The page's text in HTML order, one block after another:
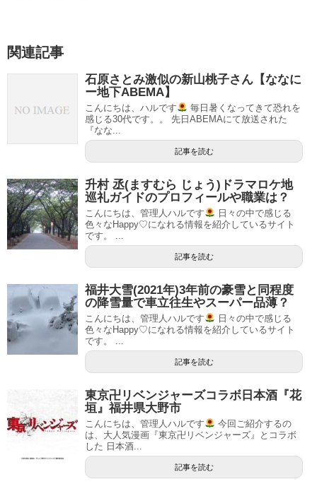
関連記事
石原さとみ激似の新山桃子さん【ななに
ー地下ABEMA】
こんにちは、ハルです
毎日暑くなってきて恐れを
感じる30代です。。 先日ABEMAにて放送された
『なな...
記事を読む
升村 丞(ますむら じょう)ドラマロケ地
巡礼ガイドのプロフィールや職業は？
こんにちは、管理人ハルです
日々の中で感じる
色々なHappy♡になれる情報を紹介しているサイト
です。 ...
記事を読む
福井大雪(2021年)3年前の豪雪と同程度
の降雪量で車立往生やスーパー品薄？
こんにちは、管理人ハルです
日々の中で感じる
色々なHappy♡になれる情報を紹介しているサイト
です。 ...
記事を読む
東京卍リベンジャーズコラボ日本酒『花
垣』福井県大野市
こんにちは、管理人ハルです
今回ご紹介するの
は、大人気漫画『東京卍リベンジャーズ』とコラボ
した 日本酒...
記事を読む